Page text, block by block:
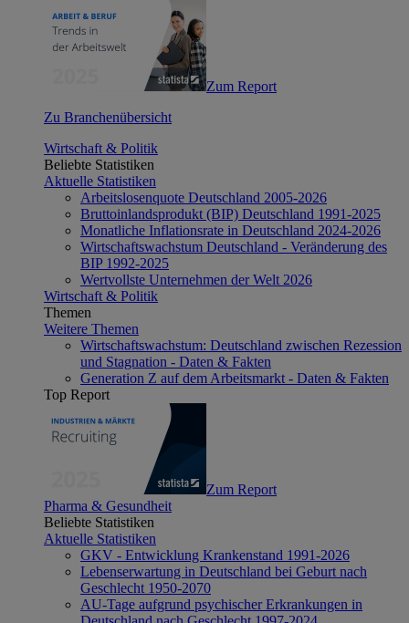
Zum Report
Zu Branchenübersicht
Wirtschaft & Politik
Beliebte Statistiken
Aktuelle Statistiken
Arbeitslosenquote Deutschland 2005-2026
Bruttoinlandsprodukt (BIP) Deutschland 1991-2025
Monatliche Inflationsrate in Deutschland 2024-2026
Wirtschaftswachstum Deutschland - Veränderung des
BIP 1992-2025
Wertvollste Unternehmen der Welt 2026
Wirtschaft & Politik
Themen
Weitere Themen
Wirtschaftswachstum: Deutschland zwischen Rezession
und Stagnation - Daten & Fakten
Generation Z auf dem Arbeitsmarkt - Daten & Fakten
Top Report
Zum Report
Pharma & Gesundheit
Beliebte Statistiken
Aktuelle Statistiken
GKV - Entwicklung Krankenstand 1991-2026
Lebenserwartung in Deutschland bei Geburt nach
Geschlecht 1950-2070
AU-Tage aufgrund psychischer Erkrankungen in